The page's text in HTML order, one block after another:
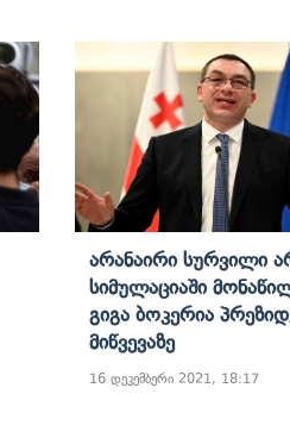
Არანაირი Სურვილი
Სიმულაციაში
Გიგა Ბოკერია
Მიწვევაზე
16 დეკემბერი 2021, 18:17